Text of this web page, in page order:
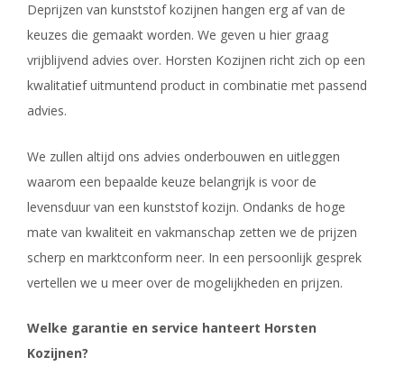
Deprijzen van kunststof kozijnen hangen erg af van de
keuzes die gemaakt worden. We geven u hier graag
vrijblijvend advies over. Horsten Kozijnen richt zich op een
kwalitatief uitmuntend product in combinatie met passend
advies.
We zullen altijd ons advies onderbouwen en uitleggen
waarom een bepaalde keuze belangrijk is voor de
levensduur van een kunststof kozijn. Ondanks de hoge
mate van kwaliteit en vakmanschap zetten we de prijzen
scherp en marktconform neer. In een persoonlijk gesprek
vertellen we u meer over de mogelijkheden en prijzen.
Welke garantie en service hanteert Horsten
Kozijnen?